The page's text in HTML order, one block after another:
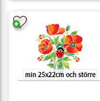
min 25x22cm och större